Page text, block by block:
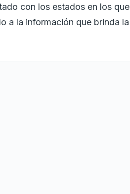
con los estados en los que
a la información que brinda la